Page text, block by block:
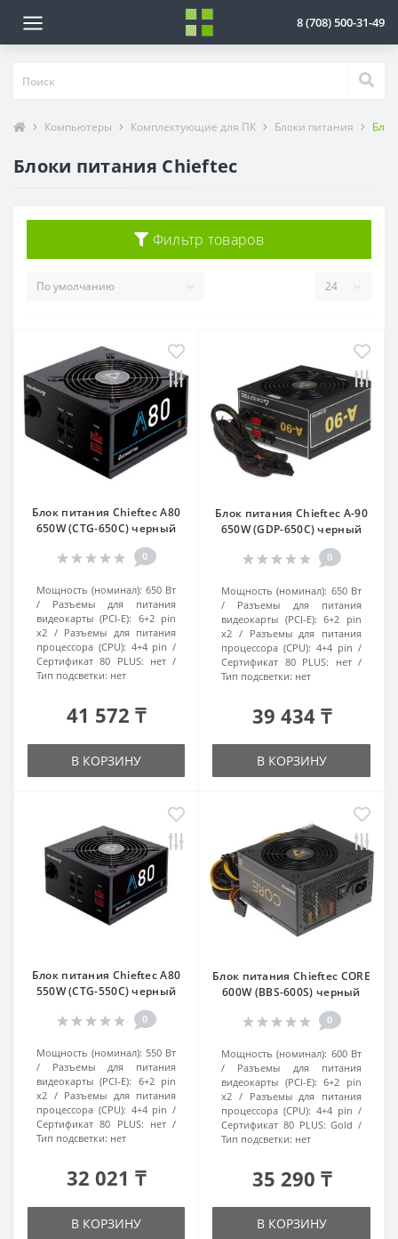
8 (708) 500-31-49
Компьютеры Комплектующие для ПК Блоки питания
Блоки питания Chieftec
Фильтр товаров
Блок питания Chieftec A80
650W (CTG-650C) черный
0
Мощность (номинал): 650 Вт
Разъемы для питания
видеокарты (PCI-E): 6+2 pin
x2
Разъемы для питания
процессора (CPU): 4+4 pin
Сертификат 80 PLUS: нет
Тип подсветки: нет
41 572 ₸
В КОРЗИНУ
Блок питания Chieftec A-90
650W (GDP-650C) черный
0
Мощность (номинал): 650 Вт
Разъемы для питания
видеокарты (PCI-E): 6+2 pin
x2
Разъемы для питания
процессора (CPU): 4+4 pin
Сертификат 80 PLUS:
нет
Тип подсветки: нет
39 434 ₸
В КОРЗИНУ
Блок питания Chieftec A80
550W (CTG-550C) черный
0
Мощность (номинал): 550 Вт
Разъемы для питания
видеокарты (PCI-E): 6+2 pin
x2
Разъемы для питания
процессора (CPU): 4+4 pin
Сертификат 80 PLUS: нет
Тип подсветки: нет
32 021 ₸
В КОРЗИНУ
Блок питания Chieftec CORE
600W (BBS-600S) черный
0
Мощность (номинал): 600 Вт
Разъемы для питания
видеокарты (PCI-E): 6+2 pin
x2
Разъемы для питания
процессора (CPU): 4+4 pin
Сертификат 80 PLUS: Gold
Тип подсветки: нет
35 290 ₸
В КОРЗИНУ